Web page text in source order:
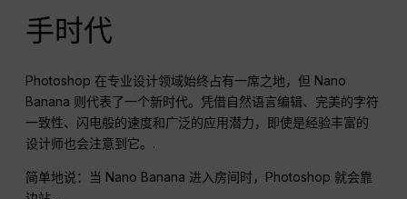
手时代
Photoshop 在专业设计领域始终占有一席之地，但 Nano
Banana 则代表了一个新时代。凭借自然语言编辑、完美的字符
一致性、闪电般的速度和广泛的应用潜力，即使是经验丰富的
设计师也会注意到它。.
简单地说：当 Nano Banana 进入房间时，Photoshop 就会靠